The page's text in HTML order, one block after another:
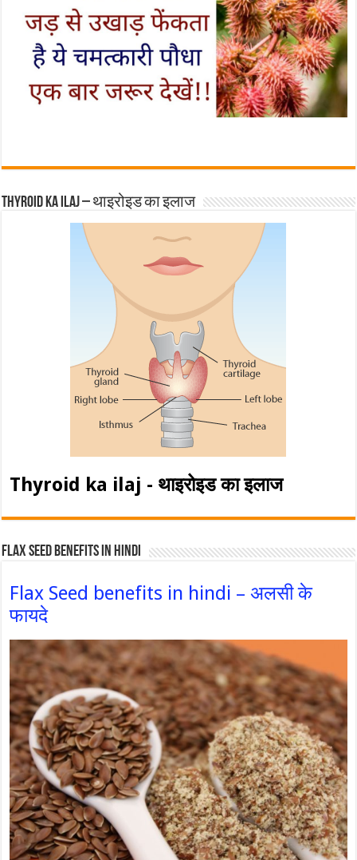
Thyroid ka ilaj – थाइरोइड का इलाज
Thyroid ka ilaj - थाइरोइड का इलाज
Flax Seed Benefits in hindi
Flax Seed benefits in hindi – अलसी के
फायदे